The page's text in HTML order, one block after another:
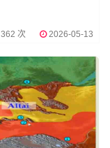
362 次 2026-05-13